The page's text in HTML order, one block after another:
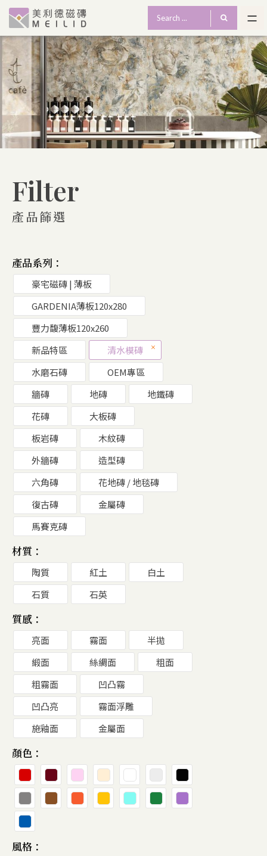
Filter
產品篩選
產品系列：
豪宅磁磚 | 薄板
GARDENIA薄板120x280
豐力馥薄板120x260
新品特區
清水模磚
水磨石磚
OEM專區
牆磚
地磚
地鐵磚
花磚
大板磚
板岩磚
木紋磚
外牆磚
造型磚
六角磚
花地磚 / 地毯磚
復古磚
金屬磚
馬賽克磚
材質：
陶質 紅土
白土
石質
石英
質感：
亮面 霧面
半拋
緞面
絲綢面
粗面
粗霧面
凹凸霧
凹凸亮
霧面浮雕
施釉面
金屬面
顏色：
風格：